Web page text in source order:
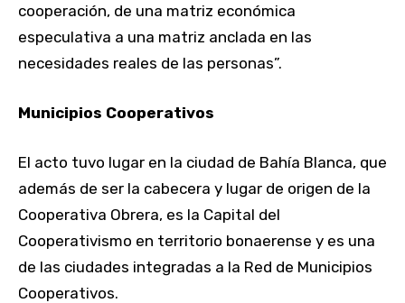
cooperación, de una matriz económica
especulativa a una matriz anclada en las
necesidades reales de las personas”.
Municipios Cooperativos
El acto tuvo lugar en la ciudad de Bahía Blanca, que
además de ser la cabecera y lugar de origen de la
Cooperativa Obrera, es la Capital del
Cooperativismo en territorio bonaerense y es una
de las ciudades integradas a la Red de Municipios
Cooperativos.